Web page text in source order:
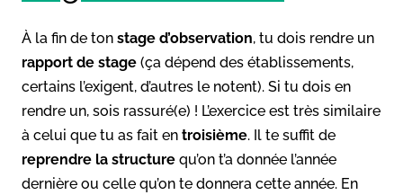
À la fin de ton stage d’observation, tu dois rendre un
rapport de stage (ça dépend des établissements,
certains l’exigent, d’autres le notent). Si tu dois en
rendre un, sois rassuré(e) ! L’exercice est très similaire
à celui que tu as fait en troisième. Il te suffit de
reprendre la structure qu’on t’a donnée l’année
dernière ou celle qu’on te donnera cette année. En